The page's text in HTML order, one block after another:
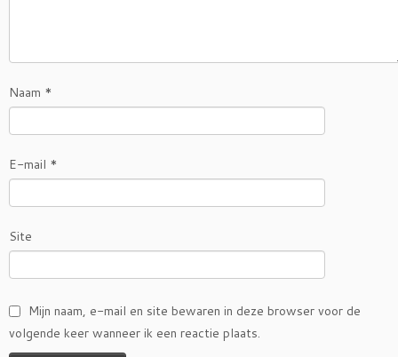
Naam *
E-mail *
Site
Mijn naam, e-mail en site bewaren in deze browser voor de
volgende keer wanneer ik een reactie plaats.